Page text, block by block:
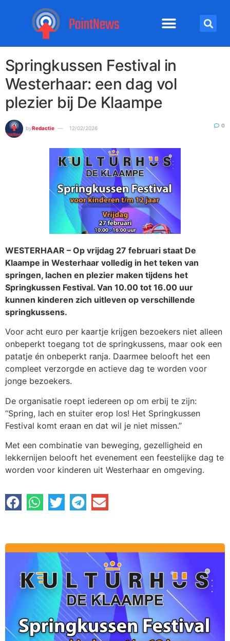
Springkussen Festival in
Westerhaar: een dag vol
plezier bij De Klaampe
byRedactie 12/02/2026 0
WESTERHAAR – Op vrijdag 27 februari staat De
Klaampe in Westerhaar volledig in het teken van
springen, lachen en plezier maken tijdens het
Springkussen Festival. Van 10.00 tot 16.00 uur
kunnen kinderen zich uitleven op verschillende
springkussens.
Voor acht euro per kaartje krijgen bezoekers niet alleen
onbeperkt toegang tot de springkussens, maar ook een
patatje én onbeperkt ranja. Daarmee belooft het een
compleet verzorgde en actieve dag te worden voor
jonge bezoekers.
De organisatie roept iedereen op om erbij te zijn:
“Spring, lach en stuiter erop los! Het Springkussen
Festival komt eraan en dat wil je niet missen.”
Met een combinatie van beweging, gezelligheid en
lekkernijen belooft het evenement een feestelijke dag te
worden voor kinderen uit Westerhaar en omgeving.